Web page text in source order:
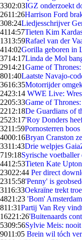
3302:03IGZ onderzoekt
2611:26Harrison Ford
308:24Liedjesschrijver
4114:57Tieten Kim
1313:59Rafael van der
414:02Gorilla geboren in
3714:17Linda de Mol
2914:21Game of
801:40Laatste Navajo-
3616:35Motorrijder
2423:14 WWE Live:
2205:33Game of
2212:18De Guardians of
2523:17'Roy Donders
3211:59Pornosterren
4000:16Bryan Cranston
3311:43Drie welpjes
719:18Syrische
4412:53Tieten Kate
23022:44 Per direct
2315:58'Penny' is
3116:33Oekraïne trekt
4821:23 'Bom'
811:31Partij Van Rey
16221:26'Buitenaards
5309:56Sylvie Meis:
9011:05 Brein wil tóch